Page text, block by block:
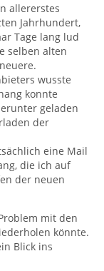
allererstes
Jahrhundert,
Tage lang lud
selben alten
wusste
konnte
geladen
der
eine Mail
die ich auf
der neuen
mit den
könnte.
Blick ins